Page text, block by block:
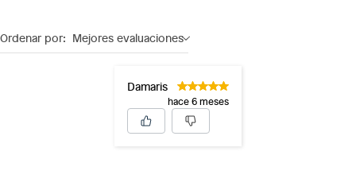
Ordenar por: Mejores evaluaciones
Damaris
hace 6 meses